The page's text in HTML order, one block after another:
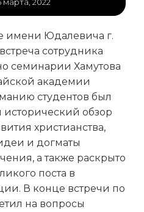
имени Юдалевича г.
сотрудника
семинарии Хамутова
академии
студентов был
исторический обзор
христианства,
и догматы
а также раскрыто
поста в
В конце встречи по
на вопросы